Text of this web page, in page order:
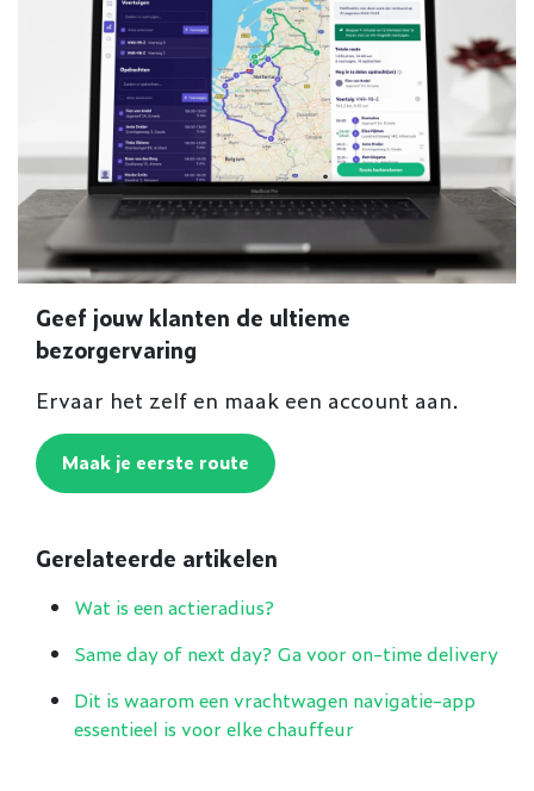
Geef jouw klanten de ultieme
bezorgervaring
Ervaar het zelf en maak een account aan.
Maak je eerste route
Gerelateerde artikelen
Wat is een actieradius?
Same day of next day? Ga voor on-time delivery
Dit is waarom een vrachtwagen navigatie-app
essentieel is voor elke chauffeur